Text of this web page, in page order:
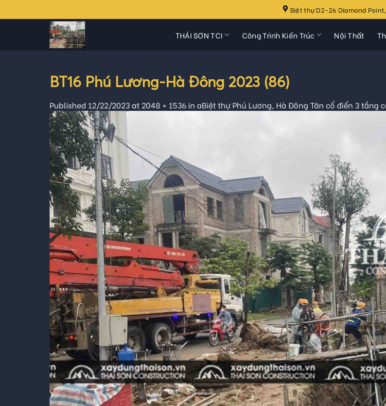
to
Biệt thự D2-26 Diamond
THÁI SƠN TCI Công Trình Kiến Trúc Nội Thất
BT16 Phú Lương-Hà Đông 2023 (86)
Published 12/22/2023at 2048 × 1536 in aBiệt thự Phú Lương, Hà Đông Tân cổ điển 3 tầng